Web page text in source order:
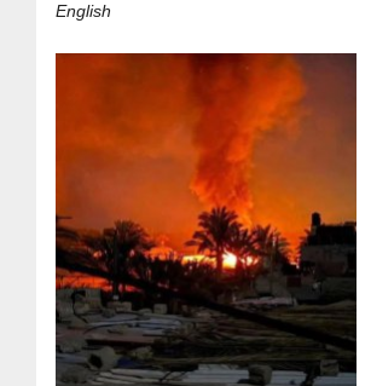
English